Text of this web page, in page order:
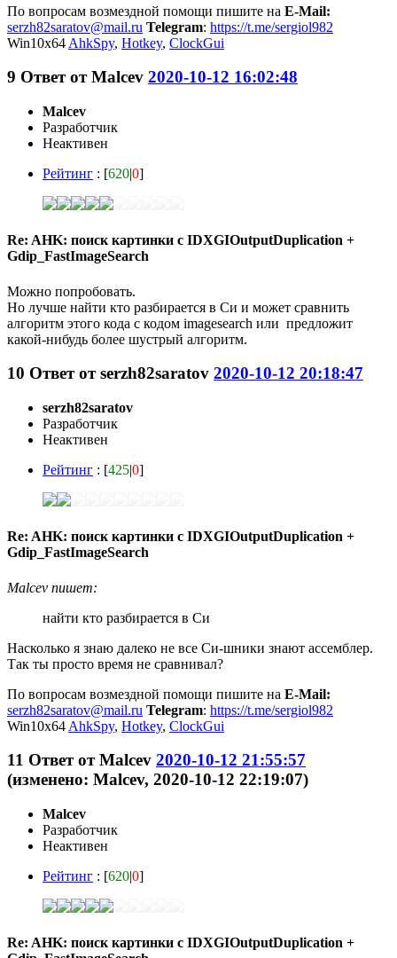
По вопросам возмездной помощи пишите на E-Mail:
serzh82saratov@mail.ru Telegram: https://t.me/sergiol982
Win10x64 AhkSpy, Hotkey, ClockGui
9 Ответ отMalcev 2020-10-12 16:02:48
Malcev
Разработчик
Неактивен
Рейтинг : [620|0]
Re: AHK: поиск картинки с IDXGIOutputDuplication +
Gdip_FastImageSearch
Можно попробовать.
Но лучше найти кто разбирается в Си и может сравнить
алгоритм этого кода с кодом imagesearch или предложит
какой-нибудь более шустрый алгоритм.
10 Ответ отserzh82saratov 2020-10-12 20:18:47
serzh82saratov
Разработчик
Неактивен
Рейтинг : [425|0]
Re: AHK: поиск картинки с IDXGIOutputDuplication +
Gdip_FastImageSearch
Malcev пишет:
найти кто разбирается в Си
Насколько я знаю далеко не все Си-шники знают ассемблер.
Так ты просто время не сравнивал?
По вопросам возмездной помощи пишите на E-Mail:
serzh82saratov@mail.ru Telegram: https://t.me/sergiol982
Win10x64 AhkSpy, Hotkey, ClockGui
11 Ответ отMalcev 2020-10-12 21:55:57
(изменено: Malcev, 2020-10-12 22:19:07)
Malcev
Разработчик
Неактивен
Рейтинг : [620|0]
Re: AHK: поиск картинки с IDXGIOutputDuplication +